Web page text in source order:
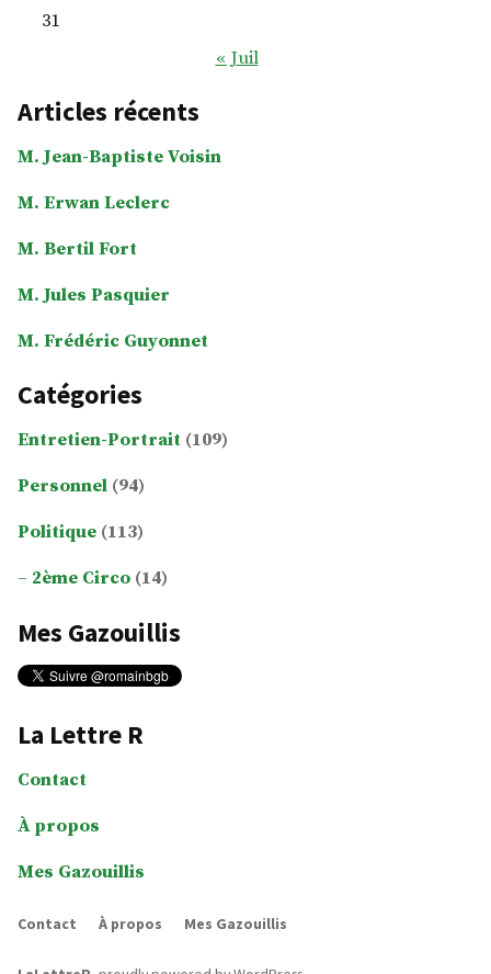
31
« Juil
Articles récents
M. Jean-Baptiste Voisin
M. Erwan Leclerc
M. Bertil Fort
M. Jules Pasquier
M. Frédéric Guyonnet
Catégories
Entretien-Portrait (109)
Personnel (94)
Politique (113)
2ème Circo (14)
Mes Gazouillis
La Lettre R
Contact
À propos
Mes Gazouillis
Contact À propos Mes Gazouillis